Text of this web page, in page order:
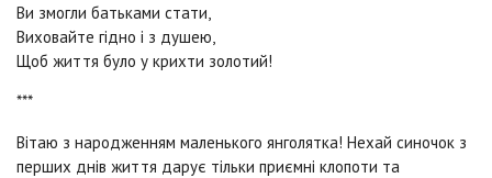
Ви змогли батьками стати,
Виховайте гідно і з душею,
Щоб життя було у крихти золотий!
***
Вітаю з народженням маленького янголятка! Нехай синочок з
перших днів життя дарує тільки приємні клопоти та